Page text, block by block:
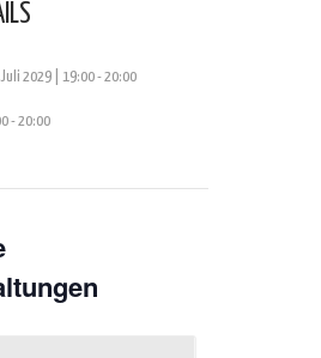
2029 | 19:00-20:00
- 20:00